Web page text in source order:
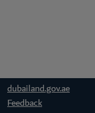
dubailand.gov.ae
Feedback